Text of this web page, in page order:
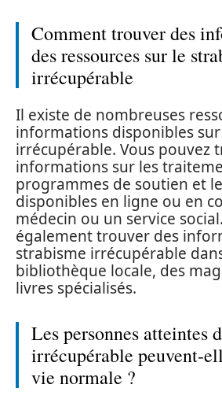
Comment trouver des
des ressources sur le
irrécupérable
Il existe de nombreuses
informations disponibles
irrécupérable. Vous pouvez
informations sur les
programmes de soutien et
disponibles en ligne ou en
médecin ou un service
également trouver des
strabisme irrécupérable
bibliothèque locale, des
livres spécialisés.
Les personnes atteintes
irrécupérable peuvent-
vie normale ?